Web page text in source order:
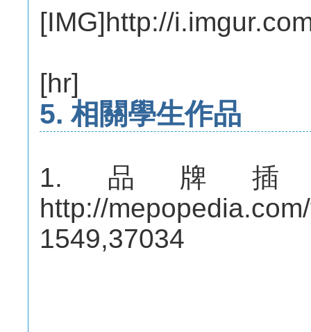
[IMG]http://
[hr]
5. 相關學生作品
1.品牌
http://
1549,37034